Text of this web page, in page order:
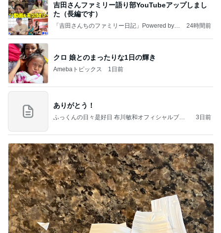
吉田さんファミリー語り部YouTubeアップしまし
た（長編です）
「吉田さんちのファミリー日記」Powered by A
24時間前
クロ 娘とのまったりな1日の輝き
Amebaトピックス 1日前
ありがとう！
ふっくんの日々是好日 布川敏和オフィシャルブロ
3日前